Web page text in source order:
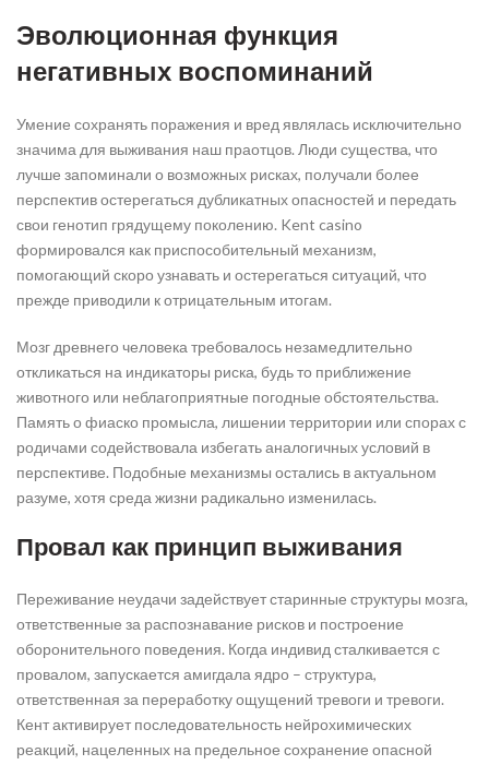
Эволюционная функция
негативных воспоминаний
Умение сохранять поражения и вред являлась исключительно
значима для выживания наш праотцов. Люди существа, что
лучше запоминали о возможных рисках, получали более
перспектив остерегаться дубликатных опасностей и передать
свои генотип грядущему поколению. Kent casino
формировался как приспособительный механизм,
помогающий скоро узнавать и остерегаться ситуаций, что
прежде приводили к отрицательным итогам.
Мозг древнего человека требовалось незамедлительно
откликаться на индикаторы риска, будь то приближение
животного или неблагоприятные погодные обстоятельства.
Память о фиаско промысла, лишении территории или спорах с
родичами содействовала избегать аналогичных условий в
перспективе. Подобные механизмы остались в актуальном
разуме, хотя среда жизни радикально изменилась.
Провал как принцип выживания
Переживание неудачи задействует старинные структуры мозга,
ответственные за распознавание рисков и построение
оборонительного поведения. Когда индивид сталкивается с
провалом, запускается амигдала ядро – структура,
ответственная за переработку ощущений тревоги и тревоги.
Кент активирует последовательность нейрохимических
реакций, нацеленных на предельное сохранение опасной